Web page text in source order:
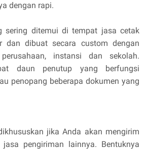
dengan rapi.
sering ditemui di tempat jasa cetak
dan dibuat secara custom dengan
instansi dan sekolah.
daun penutup yang berfungsi
penopang beberapa dokumen yang
jika Anda akan mengirim
pengiriman lainnya. Bentuknya